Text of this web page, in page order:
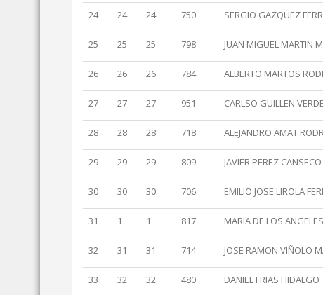
24 24 24 750 SERGIO GAZQUEZ
25 25 25 798 JUAN MIGUEL MARTIN
26 26 26 784 ALBERTO MARTOS
27 27 27 951 CARLSO GUILLEN VERDE
28 28 28 718 ALEJANDRO AMAT
29 29 29 809 JAVIER PEREZ CANSECO
30 30 30 706 EMILIO JOSE LIROLA
31 1 1 817 MARIA DE LOS
32 31 31 714 JOSE RAMON VIÑOLO
33 32 32 480 DANIEL FRIAS HIDALGO